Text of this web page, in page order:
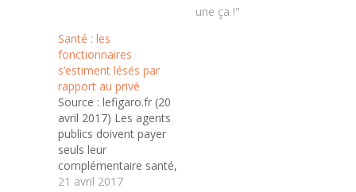
au dernier moment,
entraînant un
embouteillage chez les
assureurs. Beaucoup
d’ailleurs continuent…
complémentaire santé
une ça !"
Santé : les
fonctionnaires
s’estiment lésés par
rapport au privé
Source : lefigaro.fr (20
avril 2017) Les agents
publics doivent payer
seuls leur
complémentaire santé,
alors que le
21 avril 2017